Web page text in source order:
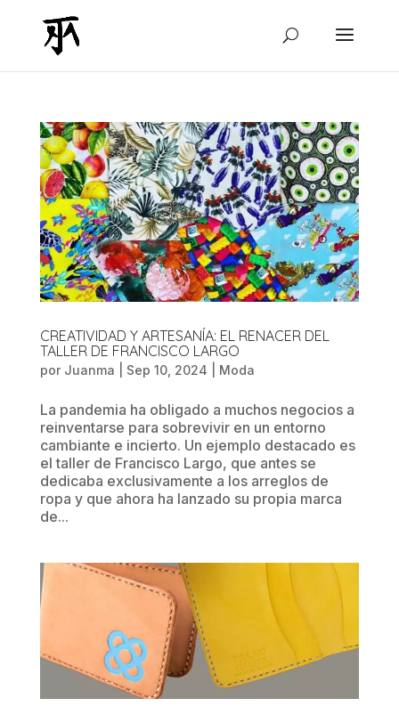
CREATIVIDAD Y ARTESANÍA: EL RENACER DEL
TALLER DE FRANCISCO LARGO
por Juanma Sep 10, 2024 Moda
La pandemia ha obligado a muchos negocios a
reinventarse para sobrevivir en un entorno
cambiante e incierto. Un ejemplo destacado es
el taller de Francisco Largo, que antes se
dedicaba exclusivamente a los arreglos de
ropa y que ahora ha lanzado su propia marca
de...